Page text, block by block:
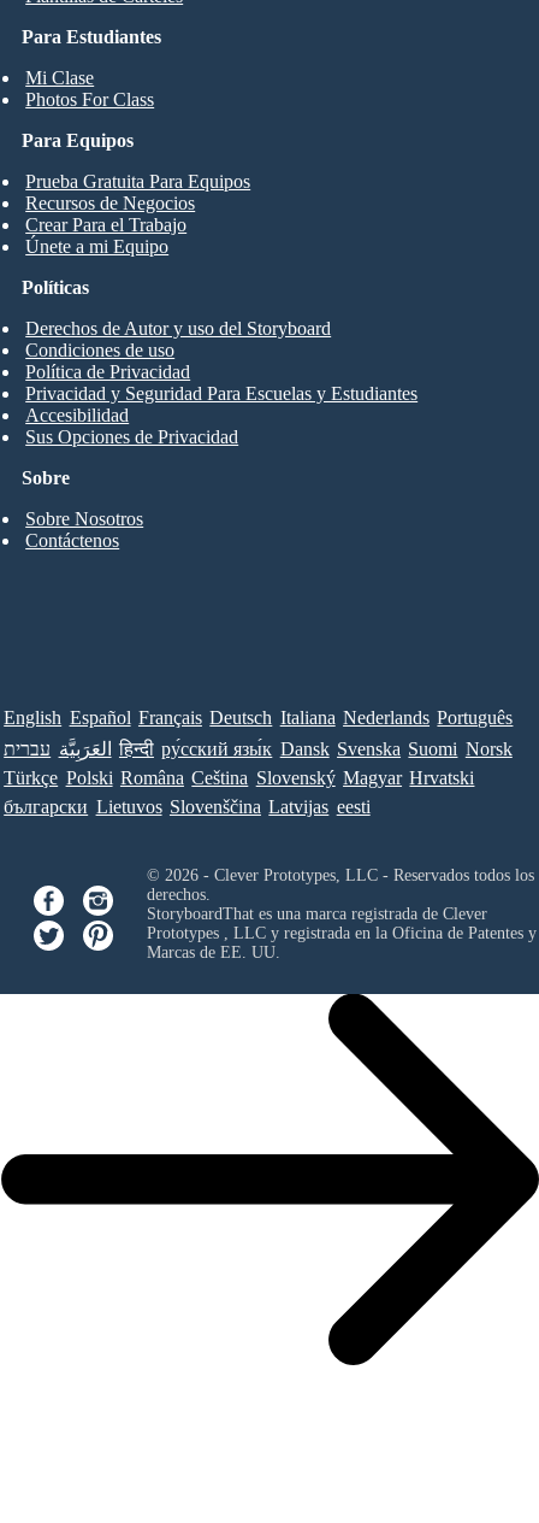
Para Estudiantes
Mi Clase
Photos For Class
Para Equipos
Prueba Gratuita Para Equipos
Recursos de Negocios
Crear Para el Trabajo
Únete a mi Equipo
Sobre
Sobre Nosotros
Contáctenos
Políticas
Derechos de Autor y uso del Storyboard
Condiciones de uso
Política de Privacidad
Privacidad y Seguridad Para Escuelas y Estudiantes
Accesibilidad
Sus Opciones de Privacidad
English Español Français Deutsch Italiana Nederlands Português
עברית العَرَبِيَّة हिन्दी ру́сский язы́к Dansk Svenska Suomi Norsk
Türkçe Polski Româna Ceština Slovenský Magyar Hrvatski
български Lietuvos Slovenščina Latvijas eesti
© 2026 - Clever Prototypes, LLC - Reservados todos los
derechos.
StoryboardThat es una marca registrada de Clever
Prototypes , LLCy registrada en la Oficina de Patentes y
Marcas de EE. UU.